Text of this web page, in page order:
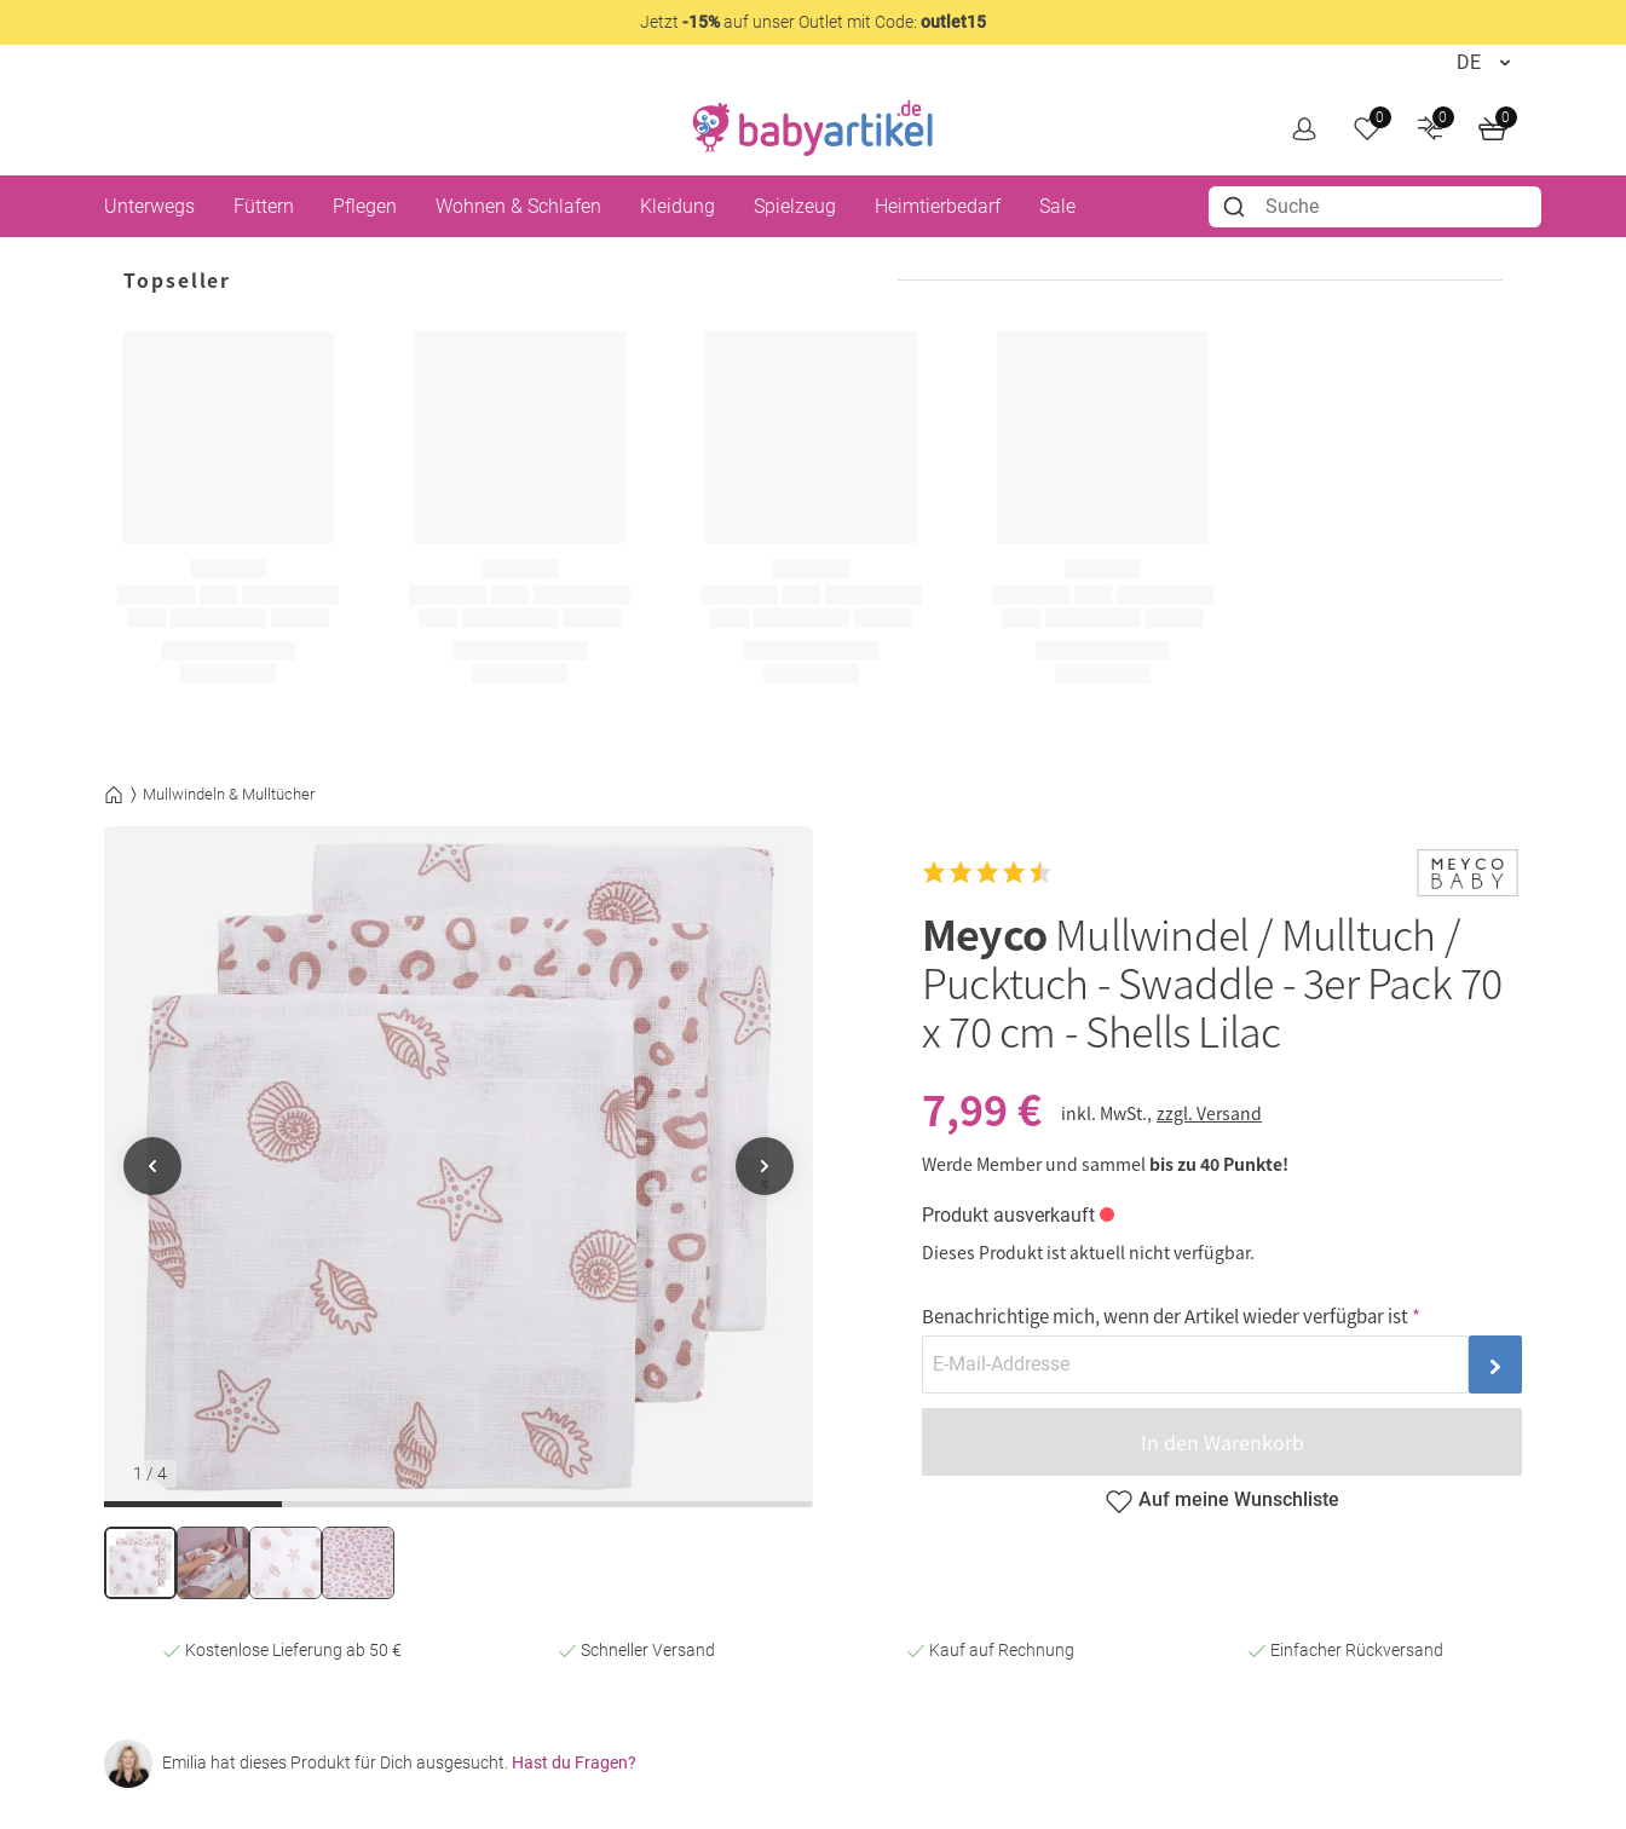
Jetzt -15%auf unser Outlet mit Code: outlet15
0 0 0
Unterwegs Füttern Pflegen Wohnen & Schlafen Kleidung Spielzeug Heimtierbedarf Sale
Topseller
Mullwindeln & Mulltücher
1 / 4
Meyco Mullwindel / Mulltuch /
Pucktuch - Swaddle - 3er Pack 70
x 70 cm - Shells Lilac
7,99 €
inkl. MwSt., zzgl. Versand
Werde Member und sammel bis zu 40 Punkte!
Produkt ausverkauft
Dieses Produkt ist aktuell nicht verfügbar.
Benachrichtige mich, wenn der Artikel wieder verfügbar ist
In den Warenkorb
Auf meine Wunschliste
Kostenlose Lieferung ab 50 € Schneller Versand Kauf auf Rechnung Einfacher Rückversand
Emilia hat dieses Produkt für Dich ausgesucht. Hast du Fragen?